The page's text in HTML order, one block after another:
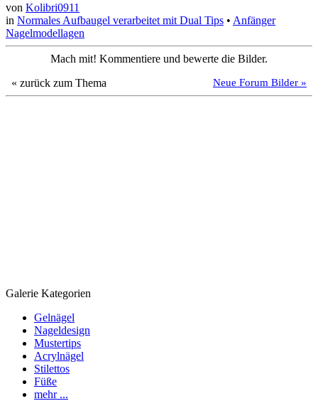
von Kolibri0911
in Normales Aufbaugel verarbeitet mit Dual Tips • Anfänger
Nagelmodellagen
Mach mit! Kommentiere und bewerte die Bilder.
« zurück zum Thema
Neue Forum Bilder »
Galerie Kategorien
Gelnägel
Nageldesign
Mustertips
Acrylnägel
Stilettos
Füße
mehr ...